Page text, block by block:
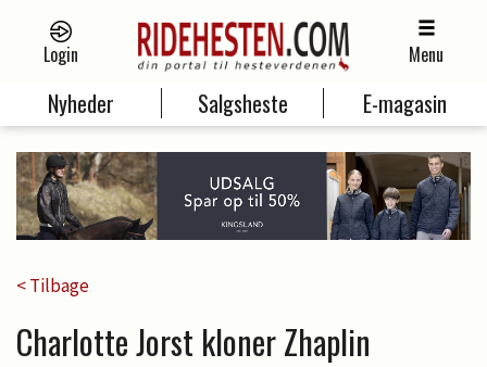
Login Menu
Nyheder Salgsheste E-magasin
< Tilbage
Charlotte Jorst kloner Zhaplin